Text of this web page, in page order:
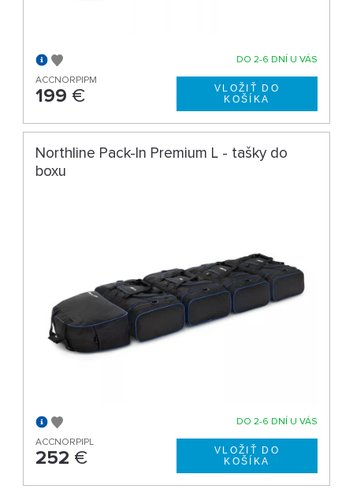
DO 2-6 DNÍ U VÁS
ACCNORPIPM
199 €
Northline Pack-In Premium L - tašky do
boxu
DO 2-6 DNÍ U VÁS
ACCNORPIPL
252 €